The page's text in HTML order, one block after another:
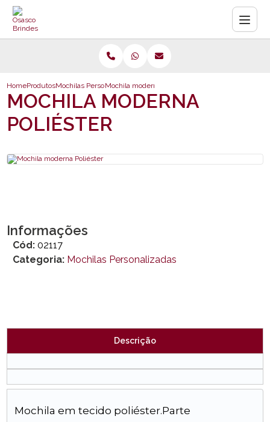
HomeProdutosMochilas PersonalizadasMochila moderna Poliéster
MOCHILA MODERNA
POLIÉSTER
Informações
Cód: 02117
Categoria: Mochilas Personalizadas
Descrição
Mochila em tecido poliéster.Parte